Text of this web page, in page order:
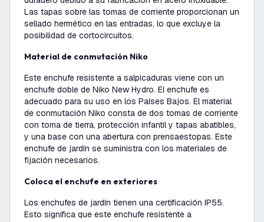
Las tapas sobre las tomas de corriente proporcionan un
sellado hermético en las entradas, lo que excluye la
posibilidad de cortocircuitos.
Material de conmutación Niko
Este enchufe resistente a salpicaduras viene con un
enchufe doble de Niko New Hydro. El enchufe es
adecuado para su uso en los Países Bajos. El material
de conmutación Niko consta de dos tomas de corriente
con toma de tierra, protección infantil y tapas abatibles,
y una base con una abertura con prensaestopas. Este
enchufe de jardín se suministra con los materiales de
fijación necesarios.
Coloca el enchufe en exteriores
Los enchufes de jardín tienen una certificación IP55.
Esto significa que este enchufe resistente a